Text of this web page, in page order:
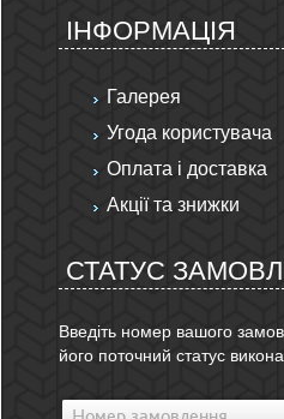
ІНФОРМАЦІЯ
Галерея
Угода користувача
Оплата і доставка
Акції та знижки
СТАТУС
Введіть номер вашого
його поточний статус